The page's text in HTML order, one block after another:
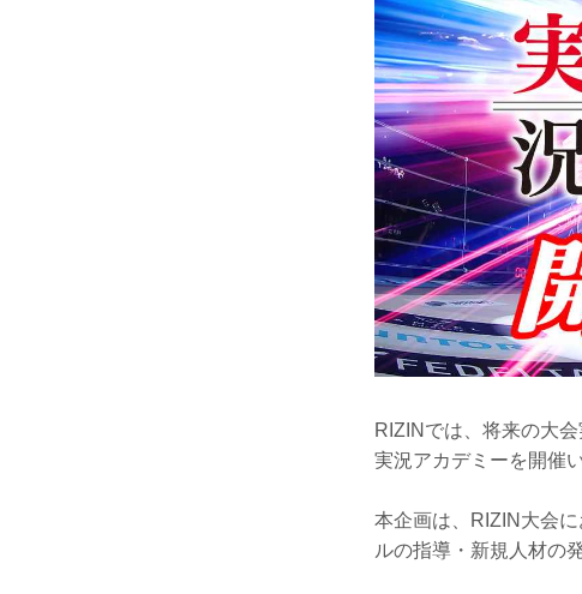
RIZINでは、将来の大
実況アカデミーを開催
本企画は、RIZIN大会
ルの指導・新規人材の